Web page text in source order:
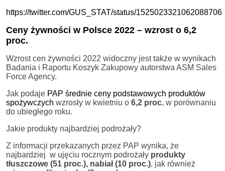
https://twitter.com/GUS_STAT/status/1525023321062088706
Ceny żywności w Polsce 2022 – wzrost o 6,2
proc.
Wzrost cen żywności 2022 widoczny jest także w wynikach
Badania i Raportu Koszyk Zakupowy autorstwa ASM Sales
Force Agency.
Jak podaje PAP średnie ceny podstawowych produktów
spożywczych wzrosły w kwietniu o 6,2 proc. w porównaniu
do ubiegłego roku.
Jakie produkty najbardziej podrożały?
Z informacji przekazanych przez PAP wynika, że
najbardziej w ujęciu rocznym podrożały produkty
tłuszczowe (51 proc.), nabiał (10 proc.), jak również